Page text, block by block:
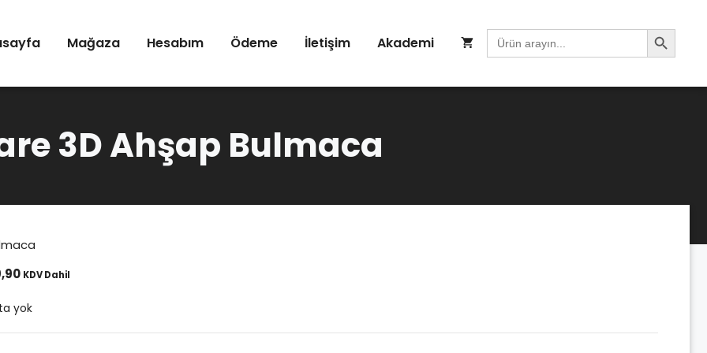
Mağaza Hesabım Ödeme İletişim Akademi Search
for:
Search Button
3D Ahşap Bulmaca
KDV Dahil
yok